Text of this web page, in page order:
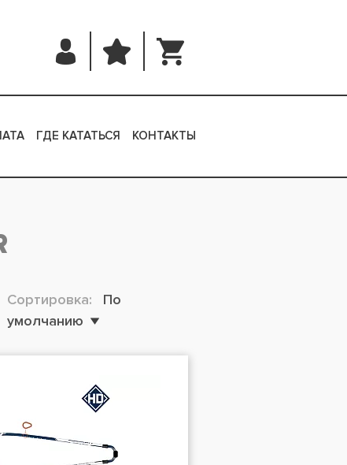
ГДЕ КАТАТЬСЯ КОНТАКТЫ
Сортировка:
По
умолчанию